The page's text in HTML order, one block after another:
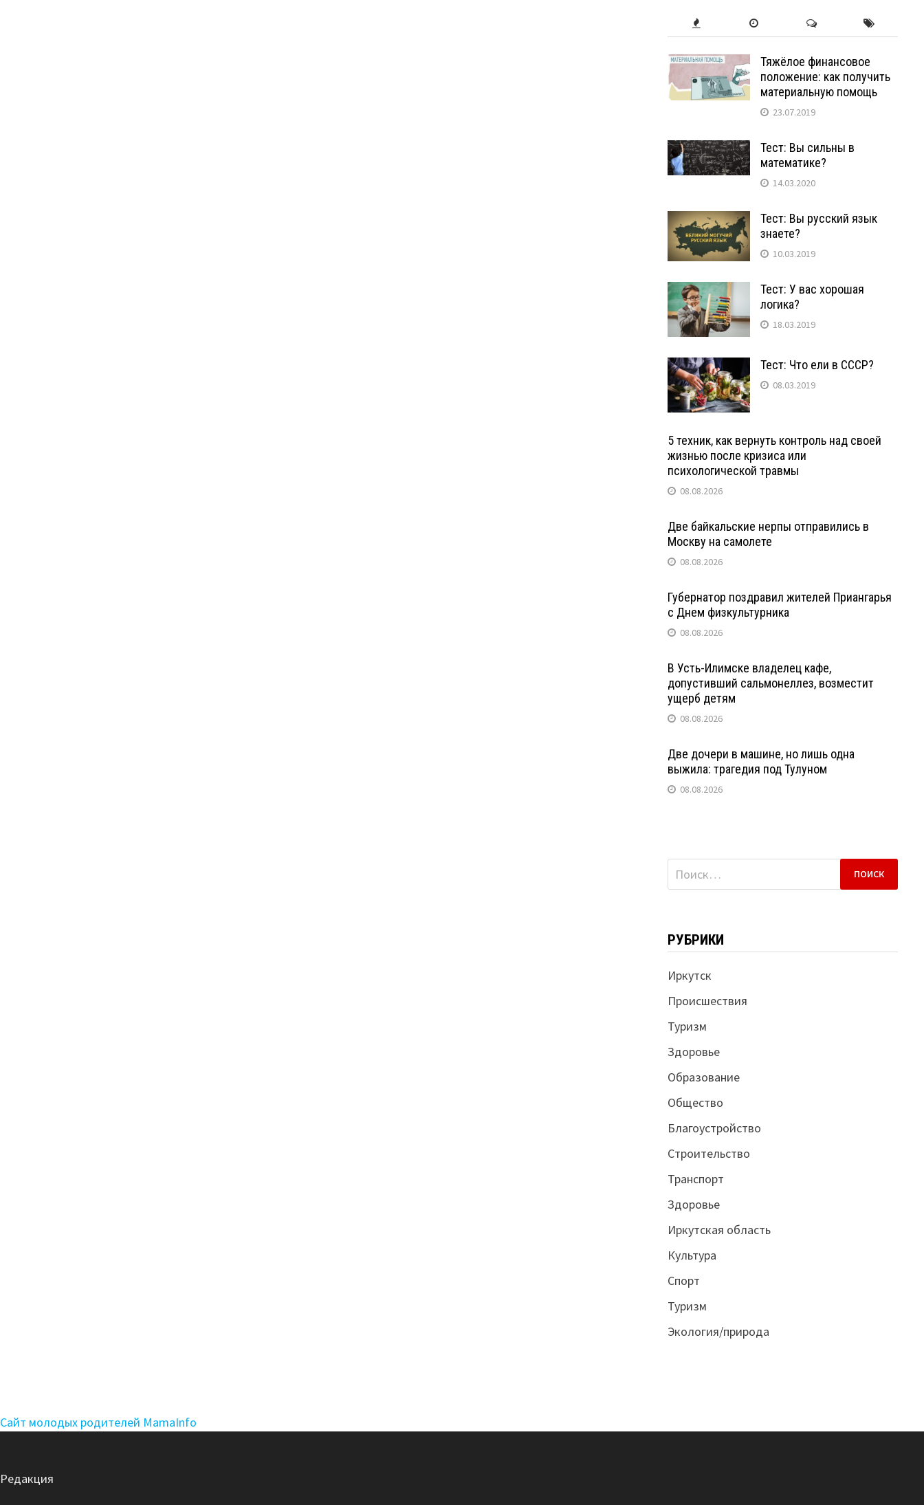
Тяжёлое финансовое
положение: как получить
материальную помощь
23.07.2019
Тест: Вы сильны в
математике?
14.03.2020
Тест: Вы русский язык
знаете?
10.03.2019
Тест: У вас хорошая
логика?
18.03.2019
Тест: Что ели в СССР?
08.03.2019
5 техник, как вернуть контроль над своей
жизнью после кризиса или
психологической травмы
08.08.2026
Две байкальские нерпы отправились в
Москву на самолете
08.08.2026
Губернатор поздравил жителей Приангарья
с Днем физкультурника
08.08.2026
В Усть-Илимске владелец кафе,
допустивший сальмонеллез, возместит
ущерб детям
08.08.2026
Две дочери в машине, но лишь одна
выжила: трагедия под Тулуном
08.08.2026
Найти:
РУБРИКИ
Иркутск
Происшествия
Туризм
Здоровье
Образование
Общество
Благоустройство
Строительство
Транспорт
Здоровье
Иркутская область
Культура
Спорт
Туризм
Экология/природа
Сайт молодых родителей MamaInfo
Редакция